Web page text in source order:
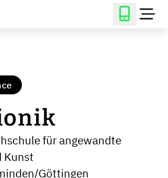
für angewandte
Kunst
Göttingen